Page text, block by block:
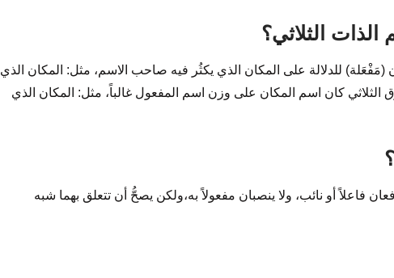
الثلاثي؟
للدلالة على المكان الذي يكثُر فيه صاحب الاسم، مثل: المكان الذي
الثلاثي كان اسم المكان على وزن اسم المفعول غالباً، مثل: المكان الذي
فاعلاً أو نائب، ولا ينصبان مفعولاً به،ولكن يصحُّ أن تتعلق بهما شبه